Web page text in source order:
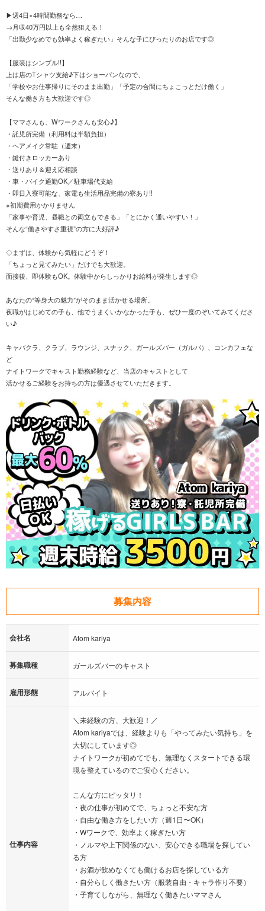
▶週4日×4時間勤務なら…
→月収40万円以上も全然狙える！
「出勤少なめでも効率よく稼ぎたい」そんな子にぴったりのお店です◎
【服装はシンプル!!】
上は店のTシャツ支給♪下はショーパンなので、
「学校やお仕事帰りにそのまま出勤」「予定の合間にちょこっとだけ働く」
そんな働き方も大歓迎です◎
【ママさんも、Wワークさんも安心♪】
・託児所完備（利用料は半額負担）
・ヘアメイク常駐（週末）
・鍵付きロッカーあり
・送りあり＆迎え応相談
・車・バイク通勤OK／駐車場代支給
・即日入寮可能な、家電も生活用品完備の寮あり!!
※初期費用かかりません
「家事や育児、昼職との両立もできる」「とにかく通いやすい！」
そんな“働きやすさ重視”の方に大好評♪
◇まずは、体験から気軽にどうぞ！
「ちょっと見てみたい」だけでも大歓迎。
面接後、即体験もOK。体験中からしっかりお給料が発生します◎
あなたの“等身大の魅力”がそのまま活かせる場所。
夜職がはじめての子も、他でうまくいかなかった子も、ぜひ一度のぞいてみてくださ
い♪
キャバクラ、クラブ、ラウンジ、スナック、ガールズバー（ガルバ）、コンカフェな
ど
ナイトワークでキャスト勤務経験など、当店のキャストとして
活かせるご経験をお持ちの方は優遇させていただきます。
募集内容
会社名 Atom kariya
募集職種 ガールズバーのキャスト
雇用形態 アルバイト
仕事内容
＼未経験の方、大歓迎！／
Atom kariyaでは、経験よりも「やってみたい気持ち」を
大切にしています◎
ナイトワークが初めてでも、無理なくスタートできる環
境を整えているのでご安心ください。
こんな方にピッタリ！
・夜の仕事が初めてで、ちょっと不安な方
・自由な働き方をしたい方（週1日〜OK）
・Wワークで、効率よく稼ぎたい方
・ノルマや上下関係のない、安心できる職場を探してい
る方
・お酒が飲めなくても働けるお店を探している方
・自分らしく働きたい方（服装自由・キャラ作り不要）
・子育てしながら、無理なく働きたいママさん